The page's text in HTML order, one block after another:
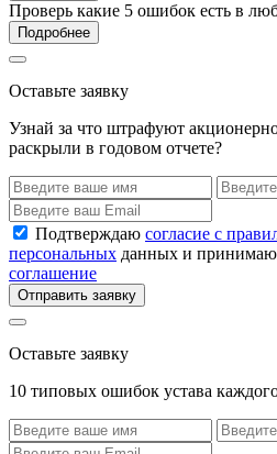
Проверь какие 5 ошибок есть в
Подробнее
Оставьте заявку
Узнай за что штрафуют
раскрыли в годовом отчете?
Подтверждаю согласие с
персональных данных и принимаю
соглашение
Отправить заявку
Оставьте заявку
10 типовых ошибок устава